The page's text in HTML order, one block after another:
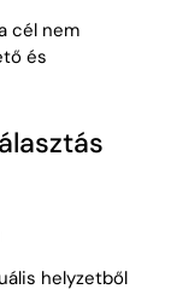
cél nem
és
helyzetből